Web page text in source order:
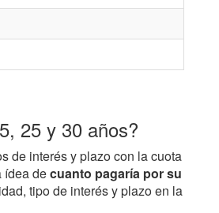
25 y 30 años?
de interés y plazo con la cuota
ídea decuanto pagaría por su
tipo de interés y plazo en la